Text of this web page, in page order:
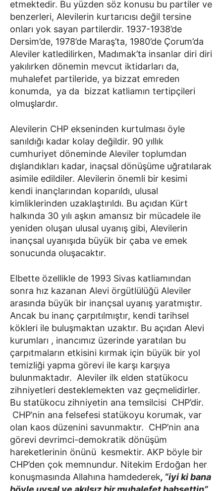
etmektedir. Bu yüzden söz konusu bu partiler ve
benzerleri, Alevilerin kurtarıcısı değil tersine
onları yok sayan partilerdir. 1937-1938’de
Dersim’de, 1978’de Maraş’ta, 1980’de Çorum’da
Aleviler katledilirken, Madımak’ta insanlar diri diri
yakılırken dönemin mevcut iktidarları da,
muhalefet partileride, ya bizzat emreden
konumda, ya da bizzat katliamın tertipçileri
olmuşlardır.
Alevilerin CHP ekseninden kurtulması öyle
sanıldığı kadar kolay değildir. 90 yıllık
cumhuriyet döneminde Aleviler toplumdan
dışlandıkları kadar, inaçsal dönüşüme uğratılarak
asimile edildiler. Alevilerin önemli bir kesimi
kendi inançlarından koparıldı, ulusal
kimliklerinden uzaklaştırıldı. Bu açıdan Kürt
halkında 30 yılı aşkın amansız bir mücadele ile
yeniden oluşan ulusal uyanış gibi, Alevilerin
inançsal uyanışıda büyük bir çaba ve emek
sonucunda oluşacaktır.
Elbette özellikle de 1993 Sivas katliamından
sonra hız kazanan Alevi örgütlülüğü Aleviler
arasında büyük bir inançsal uyanış yaratmıştır.
Ancak bu inanç çarpıtılmıştır, kendi tarihsel
kökleri ile buluşmaktan uzaktır. Bu açıdan Alevi
kurumları , inancımız üzerinde yaratılan bu
çarpıtmaların etkisini kırmak için büyük bir yol
temizliği yapma görevi ile karşı karşıya
bulunmaktadır. Aleviler ilk elden statükocu
zihniyetleri desteklemekten vaz geçmelidirler.
Bu statükocu zihniyetin ana temsilcisi CHP’dir.
CHP’nin ana felsefesi statükoyu korumak, var
olan kaos düzenini savunmaktır. CHP’nin ana
görevi devrimci-demokratik dönüşüm
hareketlerinin önünü kesmektir. AKP böyle bir
CHP’den çok memnundur. Nitekim Erdoğan her
konuşmasında Allahına hamdederek, “iyi ki bana